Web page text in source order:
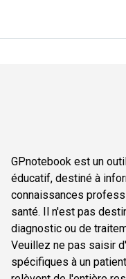
GPnotebook est un
éducatif, destiné à
connaissances
santé. Il n'est pas
diagnostic ou de
Veuillez ne pas saisir
spécifiques à un